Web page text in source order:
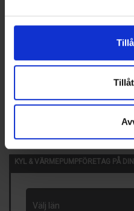
Markaryd, Sverige
Nürnberg, Tyskland
VVS-Dagene
KYL & VÄRMEPUMPFÖRETAG PÅ